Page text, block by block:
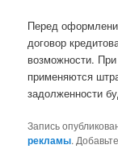
Перед
договор
возможности.
применяются
задолженности
Запись
рекламы.